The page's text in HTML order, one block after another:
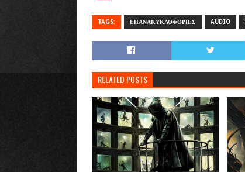
TAGS: ΕΠΑΝΑΚΥΚΛΟΦΟΡΙΕΣ AUDIO
RELATED POSTS